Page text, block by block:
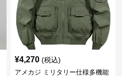
¥4,270 (税込)
アメカジ ミリタリー仕様多機能